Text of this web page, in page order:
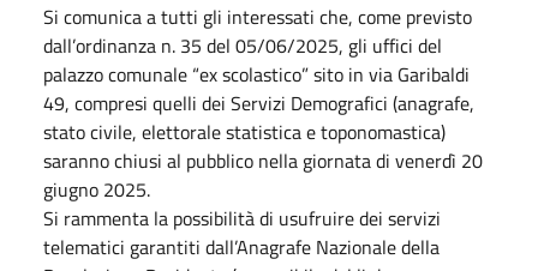
Si comunica a tutti gli interessati che, come previsto
dall’ordinanza n. 35 del 05/06/2025, gli uffici del
palazzo comunale “ex scolastico” sito in via Garibaldi
49, compresi quelli dei Servizi Demografici (anagrafe,
stato civile, elettorale statistica e toponomastica)
saranno chiusi al pubblico nella giornata di venerdì 20
giugno 2025.
Si rammenta la possibilità di usufruire dei servizi
telematici garantiti dall’Anagrafe Nazionale della